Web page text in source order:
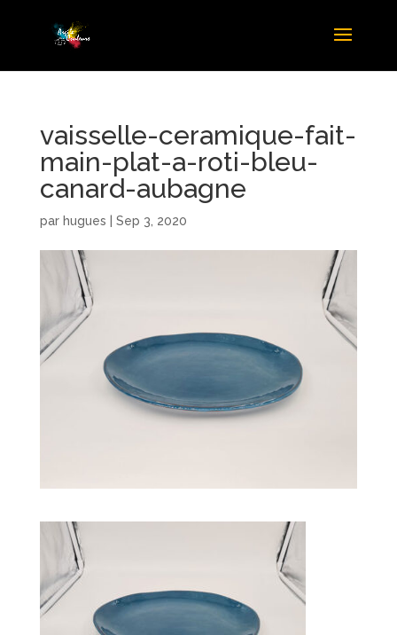
vaisselle-ceramique-fait-
main-plat-a-roti-bleu-
canard-aubagne
par hugues Sep 3, 2020